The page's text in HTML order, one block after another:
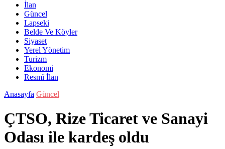
İlan
Güncel
Lapseki
Belde Ve Köyler
Siyaset
Yerel Yönetim
Turizm
Ekonomi
Resmî İlan
Anasayfa Güncel
ÇTSO, Rize Ticaret ve Sanayi
Odası ile kardeş oldu